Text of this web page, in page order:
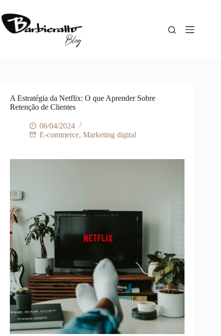
para
o
conteúdo
A Estratégia da Netflix: O que Aprender Sobre
Retenção de Clientes
06/04/2024
E-commerce, Marketing digital